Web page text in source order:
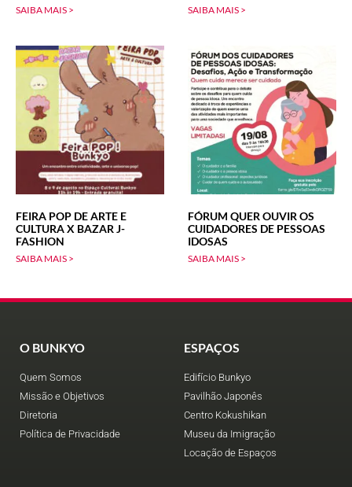
SAIBA MAIS > SAIBA MAIS >
FEIRA POP DE ARTE E
CULTURA X BAZAR J-
FASHION
SAIBA MAIS >
FÓRUM QUER OUVIR OS
CUIDADORES DE PESSOAS
IDOSAS
SAIBA MAIS >
O BUNKYO
Quem Somos
Missão e Objetivos
Diretoria
Política de Privacidade
ESPAÇOS
Edifício Bunkyo
Pavilhão Japonês
Centro Kokushikan
Museu da Imigração
Locação de Espaços